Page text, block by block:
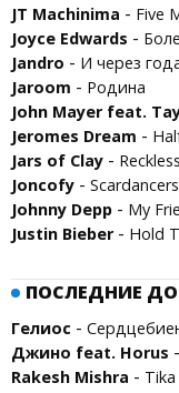
JT Machinima - Five
Joyce Edwards -
Jandro - И через
Jaroom - Родина
John Mayer feat.
Jeromes Dream -
Jars of Clay -
Joncofy - Scardancers
Johnny Depp - My
Justin Bieber- Hold
ПОСЛЕДНИЕ
Гелиос -
Джино feat. Horus -
Rakesh Mishra -